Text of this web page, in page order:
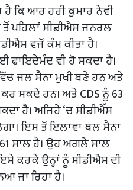
ਕਿ ਆਰ ਹਰੀ ਕੁਮਾਰ ਨੇਵੀ
ਪਹਿਲਾਂ ਸੀਡੀਐਸ ਜਨਰਲ
ਵਜੋਂ ਕੰਮ ਕੀਤਾ ਹੈ।
ਫਾਇਦੇਮੰਦ ਵੀ ਹੋ ਸਕਦਾ ਹੈ।
ਜਲ ਸੈਨਾ ਮੁਖੀ ਬਣੇ ਹਨ ਅਤੇ
ਸਕਦੇ ਹਨ। ਅਤੇ CDS ਨੂੰ 63
ਹੈ। ਅਜਿਹੇ ‘ਚ ਸੀਡੀਐੱਸ
ਇਸ ਤੋਂ ਇਲਾਵਾ ਥਲ ਸੈਨਾ
ਸਾਲ ਹੈ। ਉਹ ਅਗਲੇ ਸਾਲ
ਕਰਕੇ ਉਨ੍ਹਾਂ ਨੂੰ ਸੀਡੀਐਸ ਦੀ
ਜਾ ਰਿਹਾ ਹੈ।